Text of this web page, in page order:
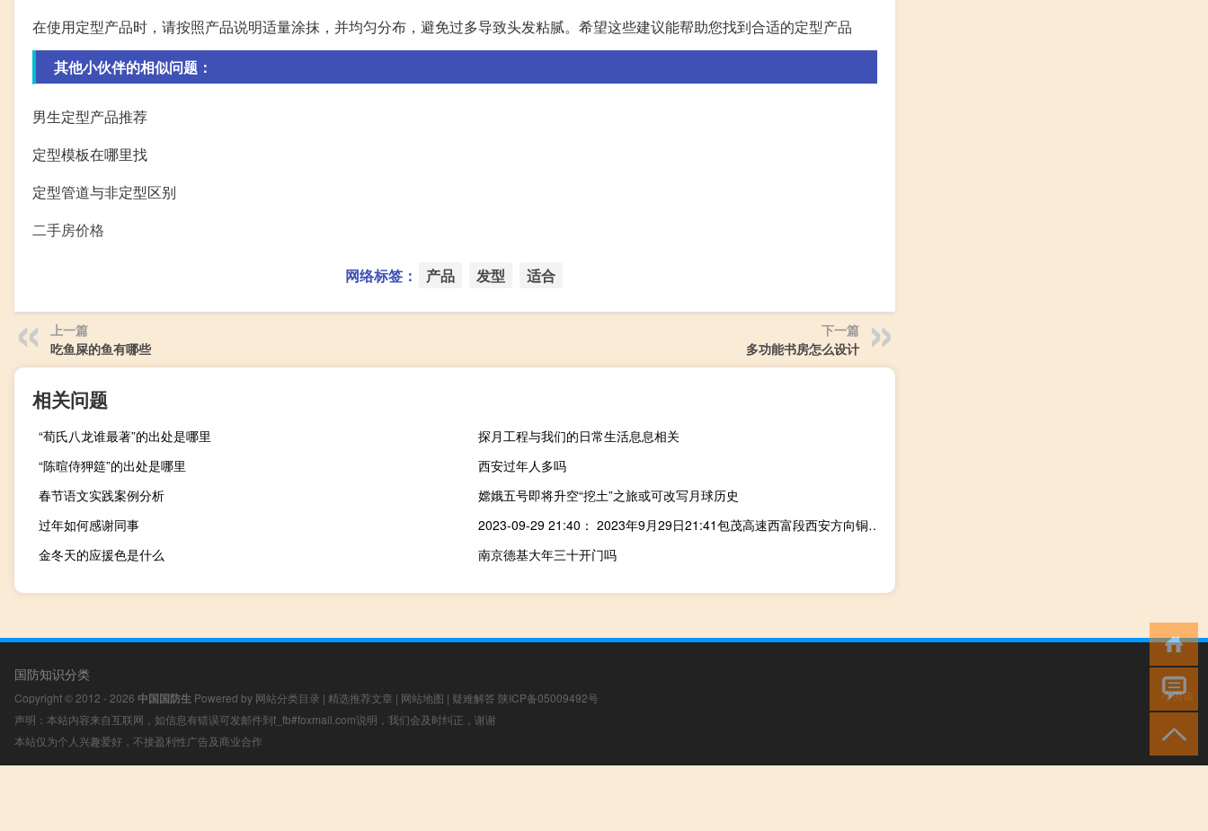
在使用定型产品时，请按照产品说明适量涂抹，并均匀分布，避免过多导致头发粘腻。希望这些建议能帮助您找到合适的定型产品
其他小伙伴的相似问题：
男生定型产品推荐
定型模板在哪里找
定型管道与非定型区别
二手房价格
网络标签： 产品 发型 适合
上一篇
吃鱼屎的鱼有哪些
下一篇
多功能书房怎么设计
相关问题
“荀氏八龙谁最著”的出处是哪里
探月工程与我们的日常生活息息相关
“陈暄侍狎筵”的出处是哪里
西安过年人多吗
春节语文实践案例分析
嫦娥五号即将升空“挖土”之旅或可改写月球历史
过年如何感谢同事
2023-09-29 21:40： 2023年9月29日21:41包茂高速西富段西安方向铜川北至演池之间K748+900处发生交通事故,占用一个行车道和应急车道。 ​​​
金冬天的应援色是什么
南京德基大年三十开门吗
国防知识分类
Copyright © 2012 - 2026 中国国防生 Powered by 网站分类目录 | 精选推荐文章 | 网站地图 | 疑难解答 陕ICP备05009492号
声明：本站内容来自互联网，如信息有错误可发邮件到f_fb#foxmail.com说明，我们会及时纠正，谢谢
本站仅为个人兴趣爱好，不接盈利性广告及商业合作
小男孩